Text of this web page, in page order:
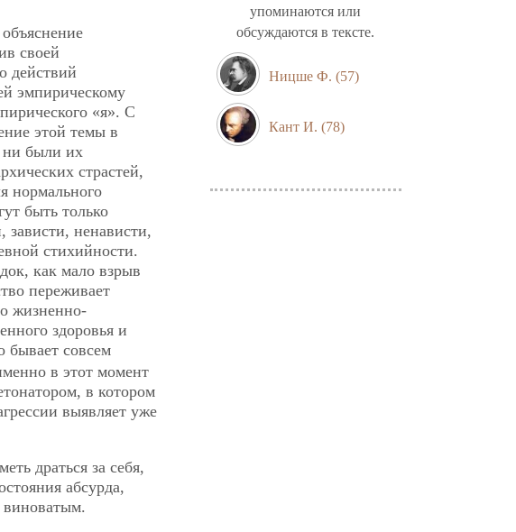
своей
действий
эмпирическому
«я». С
этой темы в
ни были их
страстей,
нормального
быть только
зависти, ненависти,
стихийности.
как мало взрыв
переживает
жизненно-
здоровья и
бывает совсем
в этот момент
в котором
выявляет уже
драться за себя,
абсурда,
виноватым.
упоминаются или
обсуждаются в тексте.
Ницше Ф. (57)
Кант И. (78)